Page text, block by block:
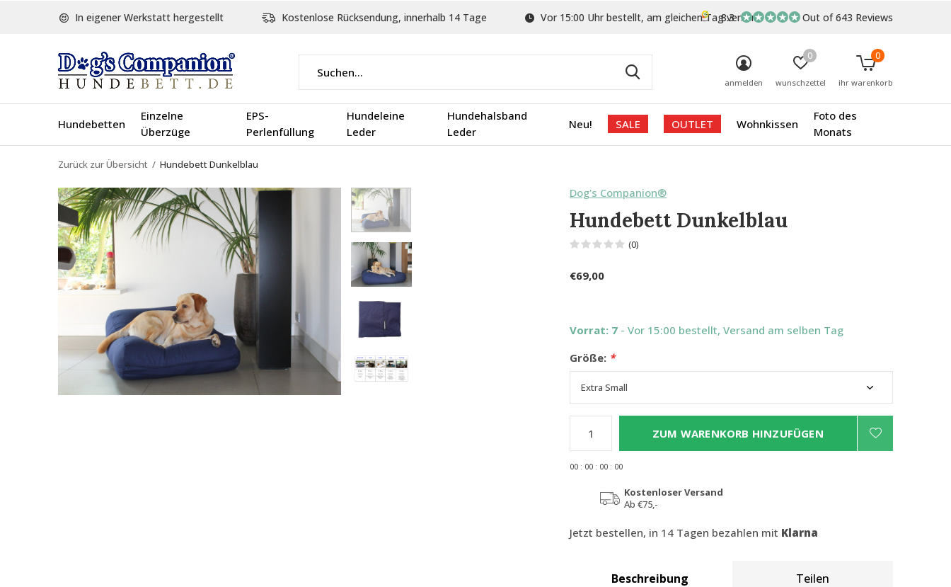
Hundebetten
Einzelne
Überzüge
EPS-
Perlenfüllung
Hundeleine
Leder
Hundehalsband
Leder
Neu! SALE OUTLET Wohnkissen
Foto des
Monats
anmelden wunschzettel
0
ihr warenkorb
0
In eigener Werkstatt hergestellt Kostenlose Rücksendung, innerhalb 14 Tage Vor 15:00 Uhr bestellt, am gleichen Tag versand
8.3 Out of 643 Reviews
Zurück zur Übersicht Hundebett Dunkelblau
Dog's Companion®
Hundebett Dunkelblau
(0)
€69,00
Vorrat: 7 - Vor 15:00 bestellt, Versand am selben Tag
Größe: *
ZUM WARENKORB HINZUFÜGEN
00 : 00 : 00 : 00
Kostenloser Versand
Ab €75,-
Jetzt bestellen, in 14 Tagen bezahlen mit Klarna
Beschreibung Teilen